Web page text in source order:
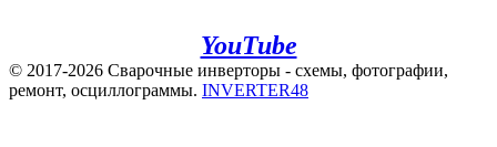
YouTube
© 2017-2026 Сварочные инверторы - схемы, фотографии,
ремонт, осциллограммы. INVERTER48